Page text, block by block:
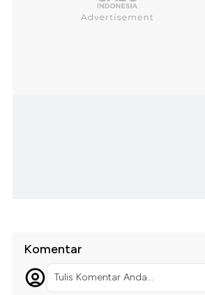
Komentar
Tulis Komentar Anda...